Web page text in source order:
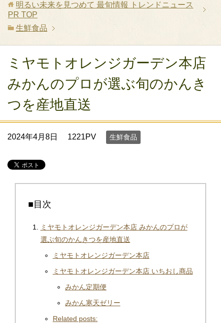
明るい未来を見つめて 最旬情報 トレンドニュース
PR TOP
生鮮食品
ミヤモトオレンジガーデン本店
みかんのプロが選ぶ旬のかんき
つを産地直送
2024年4月8日 1221PV 生鮮食品
■目次
ミヤモトオレンジガーデン本店 みかんのプロが
選ぶ旬のかんきつを産地直送
ミヤモトオレンジガーデン本店
ミヤモトオレンジガーデン本店 いちおし商品
みかん定期便
みかん寒天ゼリー
Related posts: